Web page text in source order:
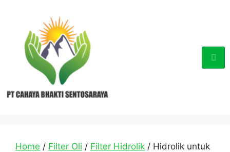
Home / Filter Oli / Filter Hidrolik / Hidrolik untuk